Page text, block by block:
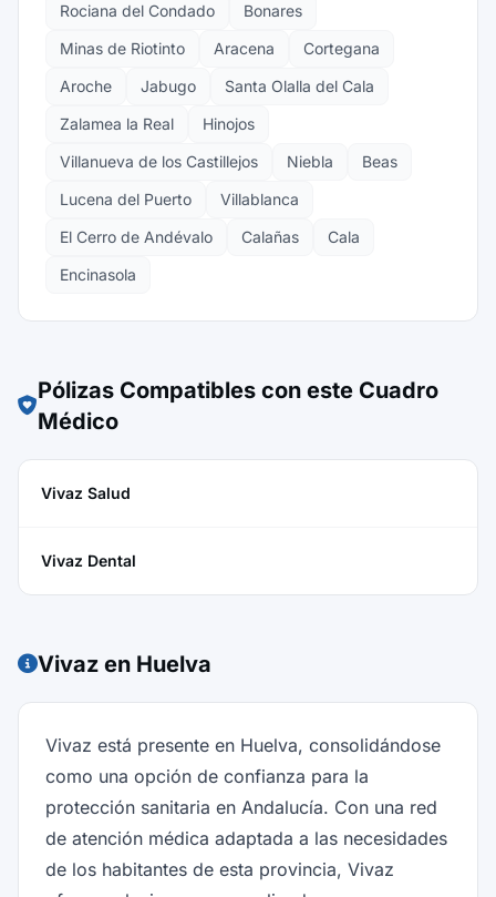
Rociana del Condado
Bonares
Minas de Riotinto
Aracena
Cortegana
Aroche
Jabugo
Santa Olalla del Cala
Zalamea la Real
Hinojos
Villanueva de los Castillejos
Niebla
Beas
Lucena del Puerto
Villablanca
El Cerro de Andévalo
Calañas
Cala
Encinasola
Pólizas Compatibles con este Cuadro
Médico
Vivaz Salud
Vivaz Dental
Vivaz en Huelva
Vivaz está presente en Huelva, consolidándose
como una opción de confianza para la
protección sanitaria en Andalucía. Con una red
de atención médica adaptada a las necesidades
de los habitantes de esta provincia, Vivaz